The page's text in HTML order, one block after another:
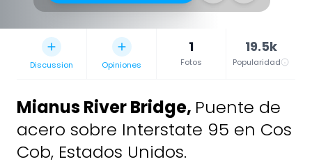
Discussion Opiniones
1
Fotos
19.5k
Popularidad
Mianus River Bridge, Puente de
acero sobre Interstate 95 en Cos
Cob, Estados Unidos.